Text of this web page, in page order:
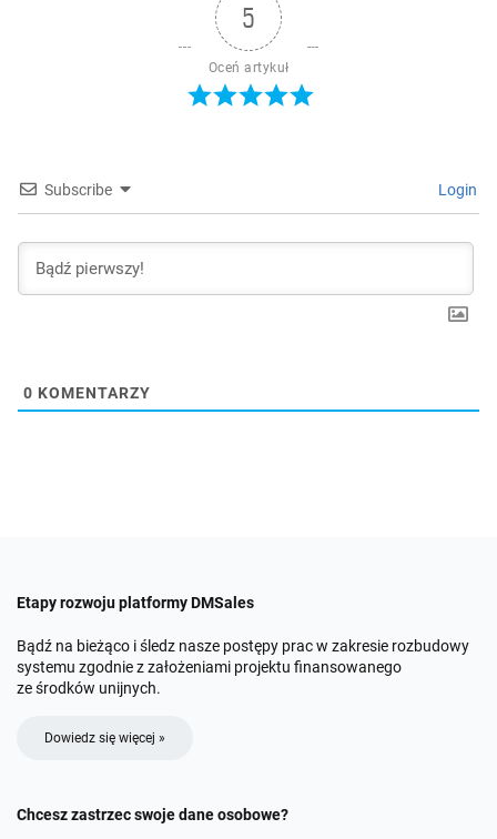
5
Oceń artykuł
Subscribe Login
0 KOMENTARZY
Etapy rozwoju platformy DMSales
Bądź na bieżąco i śledz nasze postępy prac w zakresie rozbudowy
systemu zgodnie z założeniami projektu finansowanego
ze środków unijnych.
Dowiedz się więcej »
Chcesz zastrzec swoje dane osobowe?